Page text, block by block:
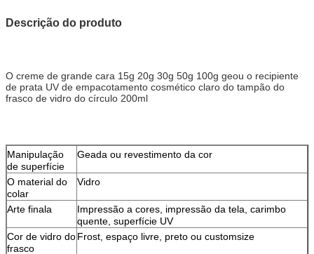
Descrição do produto
O creme de grande cara 15g 20g 30g 50g 100g geou o recipiente
de prata UV de empacotamento cosmético claro do tampão do
frasco de vidro do círculo 200ml
Manipulação
de superfície
Geada ou revestimento da cor
O material do
colar
Vidro
Arte finala
Impressão a cores, impressão da tela, carimbo
quente, superfície UV
Cor de vidro do
frasco
Frost, espaço livre, preto ou customsize